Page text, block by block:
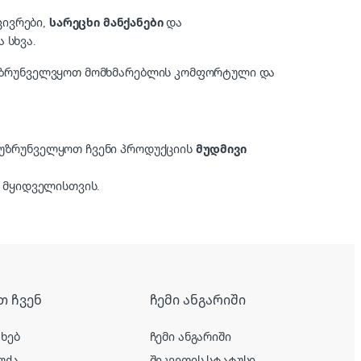
სარეცხი მანქანებიდა
სხვა.
მომხმარებლის კომფორტული და
ჩვენი პროდუქციის მუდმივი
ჩვენ ჩემი ანგარიში
ჩემი ანგარიში